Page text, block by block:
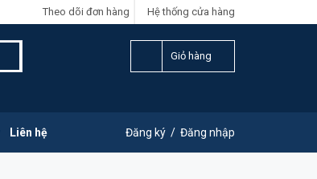
Hệ thống cửa hàng
Theo dõi đơn hàng
Giỏ hàng
Liên hệ Đăng ký / Đăng nhập
LIÊN HỆ ĐẶT HÀNG